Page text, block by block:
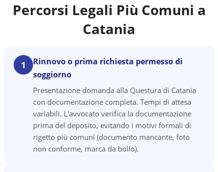
Percorsi Legali Più Comuni a
Catania
1
Rinnovo o prima richiesta permesso di
soggiorno
Presentazione domanda alla Questura di Catania
con documentazione completa. Tempi di attesa
variabili. L'avvocato verifica la documentazione
prima del deposito, evitando i motivi formali di
rigetto più comuni (documento mancante, foto
non conforme, marca da bollo).